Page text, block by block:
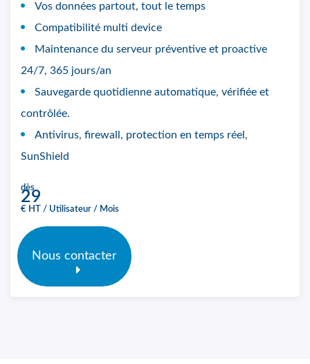
Vos données partout, tout le temps
Compatibilité multi device
Maintenance du serveur préventive et proactive
24/7, 365 jours/an
Sauvegarde quotidienne automatique, vérifiée et
contrôlée.
Antivirus, firewall, protection en temps réel,
SunShield
dès
29
€ HT / Utilisateur / Mois
Nous contacter